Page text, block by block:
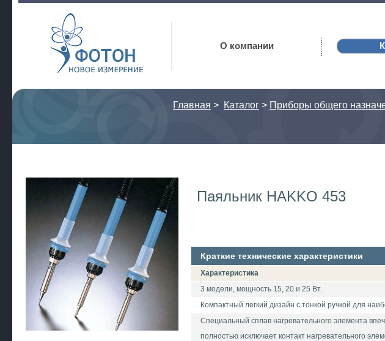
Фотон
О компании
Главная > Каталог > Приборы общего
Паяльник HAKKO 453
Краткие технические характеристики
Характеристика
3 модели, мощность 15, 20 и 25 Вт.
Компактный легкий дизайн с тонкой ручкой для
Специальный сплав нагревательного элемента
полностью исключает контакт нагревательного